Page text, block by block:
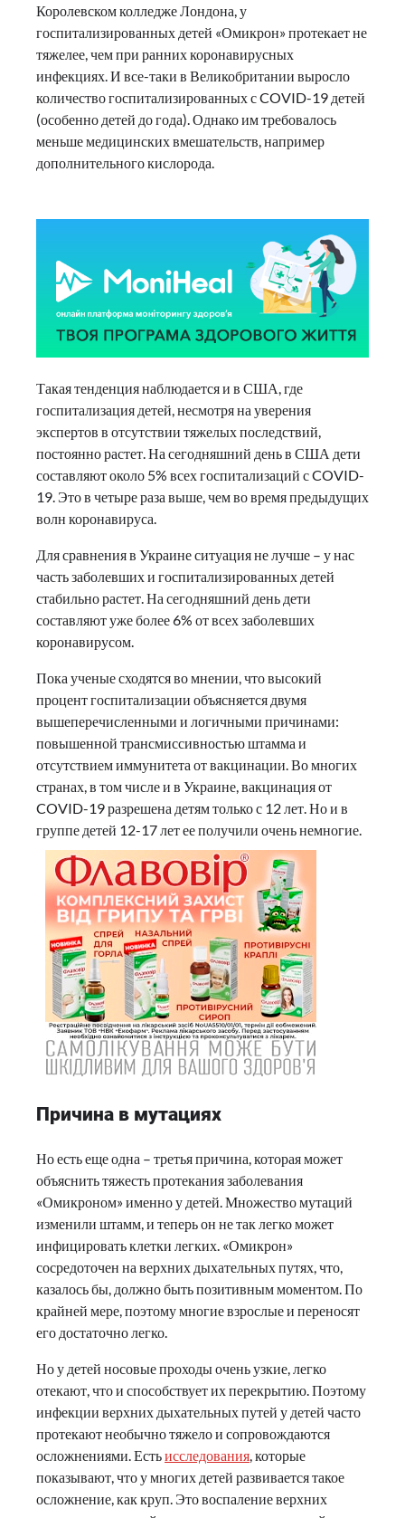
Королевском колледже Лондона, у
госпитализированных детей «Омикрон» протекает не
тяжелее, чем при ранних коронавирусных
инфекциях. И все-таки в Великобритании выросло
количество госпитализированных с COVID-19 детей
(особенно детей до года). Однако им требовалось
меньше медицинских вмешательств, например
дополнительного кислорода.
Такая тенденция наблюдается и в США, где
госпитализация детей, несмотря на уверения
экспертов в отсутствии тяжелых последствий,
постоянно растет. На сегодняшний день в США дети
составляют около 5% всех госпитализаций с COVID-
19. Это в четыре раза выше, чем во время предыдущих
волн коронавируса.
Для сравнения в Украине ситуация не лучше – у нас
часть заболевших и госпитализированных детей
стабильно растет. На сегодняшний день дети
составляют уже более 6% от всех заболевших
коронавирусом.
Пока ученые сходятся во мнении, что высокий
процент госпитализации объясняется двумя
вышеперечисленными и логичными причинами:
повышенной трансмиссивностью штамма и
отсутствием иммунитета от вакцинации. Во многих
странах, в том числе и в Украине, вакцинация от
COVID-19 разрешена детям только с 12 лет. Но и в
группе детей 12-17 лет ее получили очень немногие.
Причина в мутациях
Но есть еще одна – третья причина, которая может
объяснить тяжесть протекания заболевания
«Омикроном» именно у детей. Множество мутаций
изменили штамм, и теперь он не так легко может
инфицировать клетки легких. «Омикрон»
сосредоточен на верхних дыхательных путях, что,
казалось бы, должно быть позитивным моментом. По
крайней мере, поэтому многие взрослые и переносят
его достаточно легко.
Но у детей носовые проходы очень узкие, легко
отекают, что и способствует их перекрытию. Поэтому
инфекции верхних дыхательных путей у детей часто
протекают необычно тяжело и сопровождаются
осложнениями. Естьисследования , которые
показывают, что у многих детей развивается такое
осложнение, как круп. Это воспаление верхних